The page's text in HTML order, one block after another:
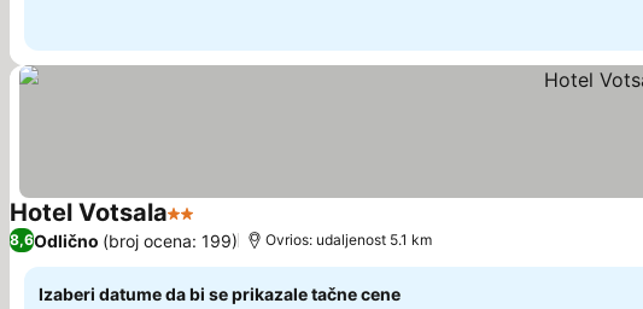
Hotel Votsala2 Zvezdice
Pogledaj cene
8,6Odlično (broj ocena: 199) Ovrios: udaljenost 5.1 km
Izaberi datume da bi se prikazale tačne cene